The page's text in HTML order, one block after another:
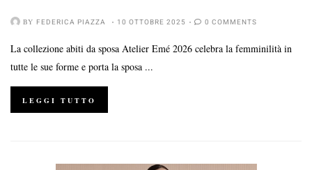
BY FEDERICA PIAZZA 10 OTTOBRE 2025 0 COMMENTS
La collezione abiti da sposa Atelier Emé 2026 celebra la femminilità in
tutte le sue forme e porta la sposa ...
LEGGI TUTTO